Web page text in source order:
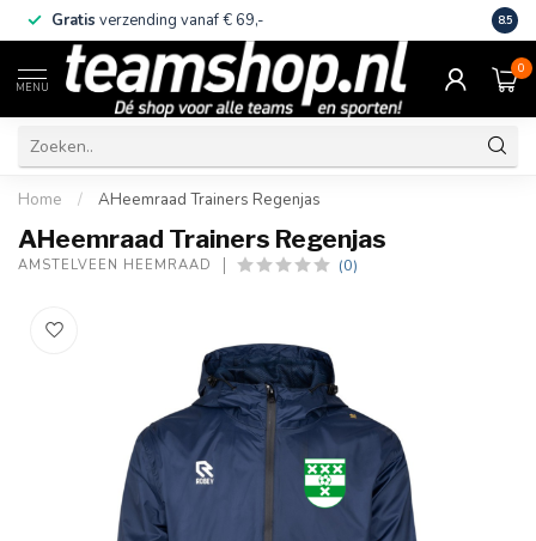
Gratis verzending vanaf € 69,- Eigen
8.5
MENU
0
Home / AHeemraad Trainers Regenjas
AHeemraad Trainers Regenjas
AMSTELVEEN HEEMRAAD (0)